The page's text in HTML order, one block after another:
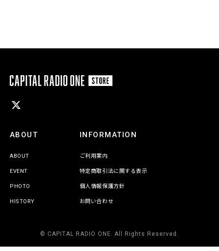
ABOUT
ABOUT
EVENT
PHOTO
HISTORY
INFORMATION
ご利用案内
特定商取引法に関する表示
個人情報保護方針
お問い合わせ
© CAPITAL RADIO ONE. All Rights Reserved.